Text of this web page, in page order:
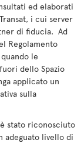
ed elaborati
i cui server
di fiducia. Ad
Regolamento
le
dello Spazio
applicato un
sulla
stato riconosciuto
adeguato livello di